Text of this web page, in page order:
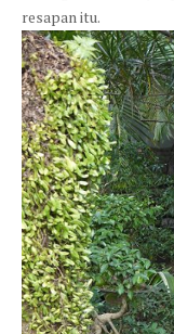
resapan itu.